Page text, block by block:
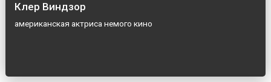
Клер Виндзор
американская актриса немого кино